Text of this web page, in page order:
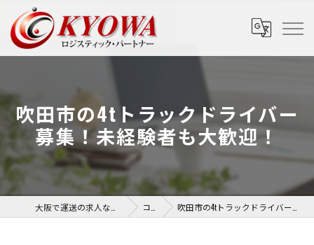
吹田市の4tトラックドライバー
募集！未経験者も大歓迎！
コラム 吹田市の4tトラックドライバー募集！未経験者も大歓迎！